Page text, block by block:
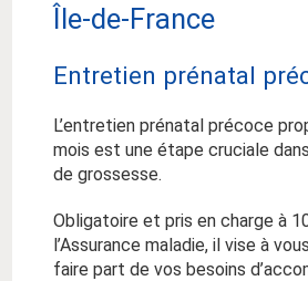
Île-de-France
Entretien prénatal
L’entretien prénatal précoce
mois est une étape cruciale
de grossesse.
Obligatoire et pris en charge à
l’Assurance maladie, il vise à
faire part de vos besoins